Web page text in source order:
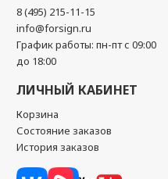
8 (495) 215-11-15
info@forsign.ru
График работы: пн-пт с 09:00
до 18:00
ЛИЧНЫЙ КАБИНЕТ
Корзина
Состояние заказов
История заказов